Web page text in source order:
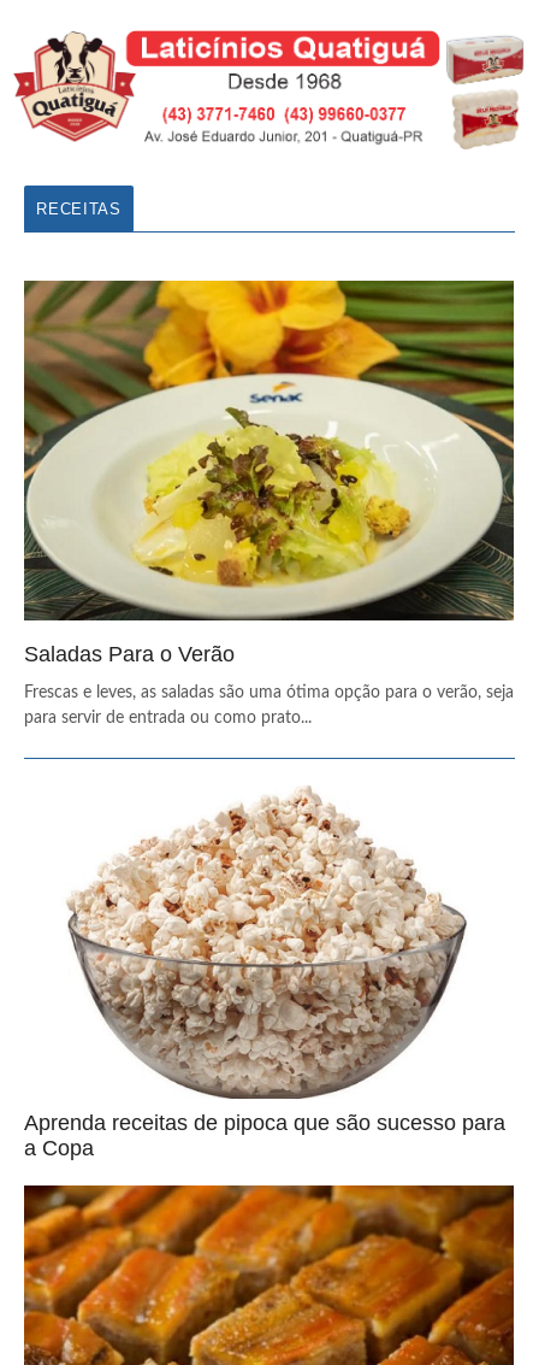
RECEITAS
Saladas Para o Verão
Frescas e leves, as saladas são uma ótima opção para o verão, seja
para servir de entrada ou como prato...
Aprenda receitas de pipoca que são sucesso para
a Copa